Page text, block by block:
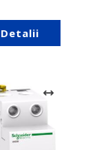
Detalii